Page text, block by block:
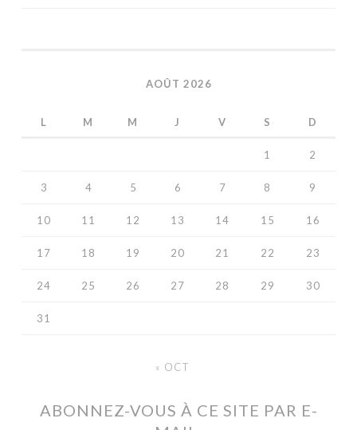
AOÛT 2026
L M M J V S D
1 2
3 4 5 6 7 8 9
10 11 12 13 14 15 16
17 18 19 20 21 22 23
24 25 26 27 28 29 30
31
« OCT
ABONNEZ-VOUS À CE SITE PAR E-